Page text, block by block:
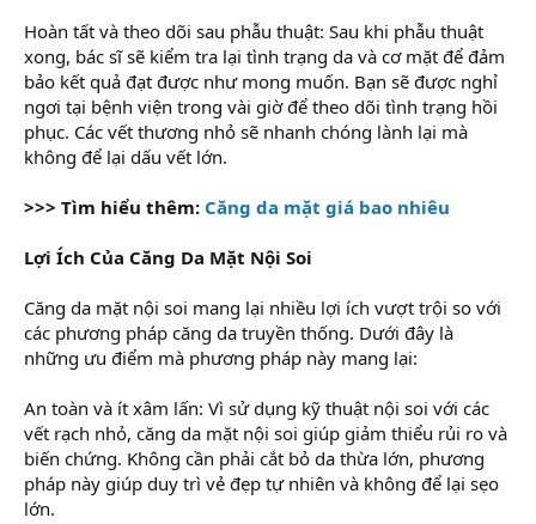
Hoàn tất và theo dõi sau phẫu thuật: Sau khi phẫu thuật
xong, bác sĩ sẽ kiểm tra lại tình trạng da và cơ mặt để đảm
bảo kết quả đạt được như mong muốn. Bạn sẽ được nghỉ
ngơi tại bệnh viện trong vài giờ để theo dõi tình trạng hồi
phục. Các vết thương nhỏ sẽ nhanh chóng lành lại mà
không để lại dấu vết lớn.
>>> Tìm hiểu thêm: Căng da mặt giá bao nhiêu
Lợi Ích Của Căng Da Mặt Nội Soi
Căng da mặt nội soi mang lại nhiều lợi ích vượt trội so với
các phương pháp căng da truyền thống. Dưới đây là
những ưu điểm mà phương pháp này mang lại:
An toàn và ít xâm lấn: Vì sử dụng kỹ thuật nội soi với các
vết rạch nhỏ, căng da mặt nội soi giúp giảm thiểu rủi ro và
biến chứng. Không cần phải cắt bỏ da thừa lớn, phương
pháp này giúp duy trì vẻ đẹp tự nhiên và không để lại sẹo
lớn.